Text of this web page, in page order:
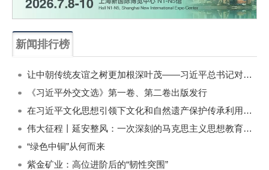
新闻排行榜
让中朝传统友谊之树更加根深叶茂——习近平总书记对朝鲜进行国事访问纪实
《习近平外交文选》第一卷、第二卷出版发行
在习近平文化思想引领下文化和自然遗产保护传承利用工作开创新局面
伟大征程丨延安整风：一次深刻的马克思主义思想教育运动
“绿色中铜”从何而来
紫金矿业：高位进阶后的“韧性突围”